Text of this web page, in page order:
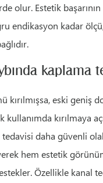
olur. Estetik başarının
endikasyon kadar
kaplama
kırılmışsa, eski geniş
kırılmaya
daha güvenli
hem estetik
Özellikle kanal